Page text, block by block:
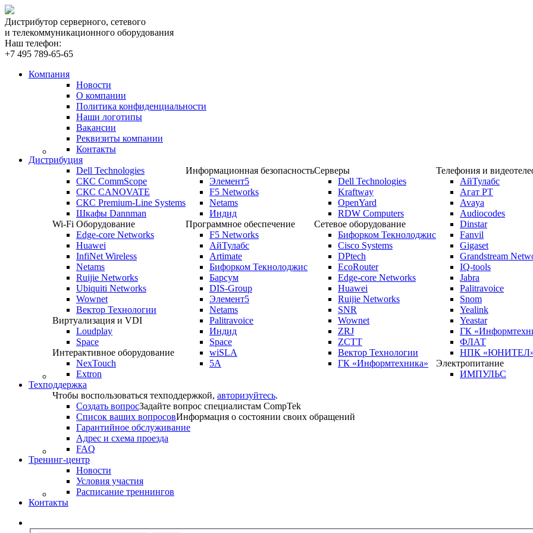
Дистрибутор серверного, сетевого
и телекоммуникационного оборудования
Наш телефон:
+7 495 789-65-65
Компания
Новости
О компании
Политика конфиденциальности
Наши логотипы
Вакансии
Реквизиты компании
Контакты
Дистрибуция
Dell Technologies
СКС CommScope
СКС CANOVATE
СКС Premium-Line Systems
Шкафы Dannman
Wi-Fi Оборудование
Edge-core Networks
Huawei
InfiNet Wireless
Netams
Ruijie Networks
Ubiquiti Networks
Wownet
Вектор Технологии
Виртуализация и VDI
Loudplay
Space
Интерактивное оборудование
NexTouch
Extron
Информационная безопасность
Элемент5
F5 Networks
Netams
Индид
Программное обеспечение
F5 Networks
АйТулабс
Artimate
Бифорком Текнолоджис
Барсум
DIS-Group
Элемент5
Netams
Palitravoice
Индид
Space
wiSLA
5A
Серверы
Dell Technologies
Kraftway
OpenYard
RDW Computers
Сетевое оборудование
Бифорком Текнолоджис
Cisco Systems
DPtech
EcoRouter
Edge-core Networks
Huawei
Ruijie Networks
SNR
Wownet
ZRJ
ZCTT
Вектор Технологии
ГК «Информтехника»
Телефония и
АйТулабс
Агат РТ
Avaya
Audiocodes
Dinstar
Fanvil
Gigaset
Grandstream
IQ-tools
Jabra
Palitravoice
Snom
Yealink
Yeastar
ГК
ФЛАТ
НПК
Электропитание
ИМПУЛЬС
Техподдержка
Чтобы воспользоваться техподдержкой, авторизуйтесь.
Создать вопросЗадайте вопрос специалистам CompTek
Список ваших вопросовИнформация о состоянии своих обращений
Гарантийное обслуживание
Адрес и схема проезда
FAQ
Тренинг-центр
Новости
Условия участия
Расписание треннингов
Контакты